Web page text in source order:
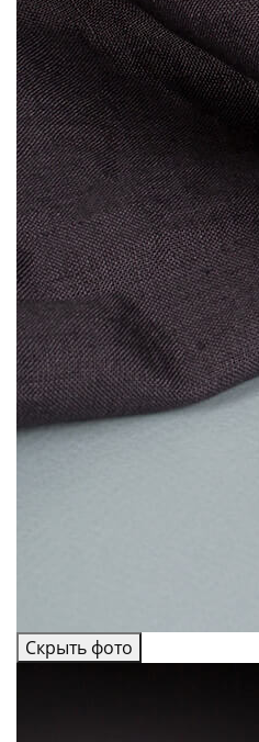
Скрыть фото